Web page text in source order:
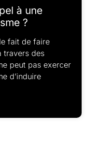
à une
?
fait de faire
travers des
peut pas exercer
d’induire